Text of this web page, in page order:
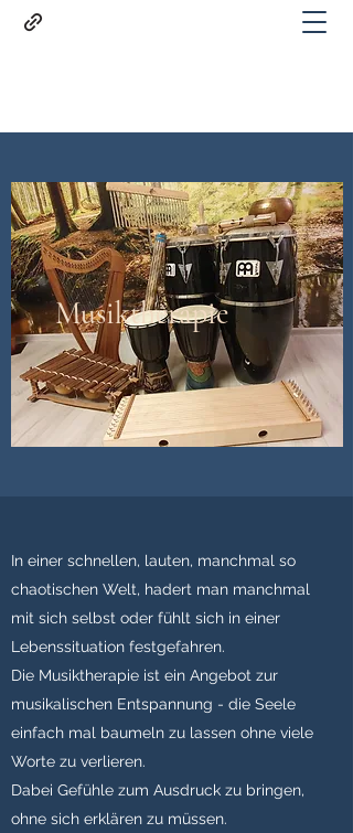
In einer schnellen, lauten, manchmal so
chaotischen Welt, hadert man manchmal
mit sich selbst oder fühlt sich in einer
Lebenssituation festgefahren.
Die Musiktherapie ist ein Angebot zur
musikalischen Entspannung - die Seele
einfach mal baumeln zu lassen ohne viele
Worte zu verlieren.
Dabei Gefühle zum Ausdruck zu bringen,
ohne sich erklären zu müssen.
Musiktherapie